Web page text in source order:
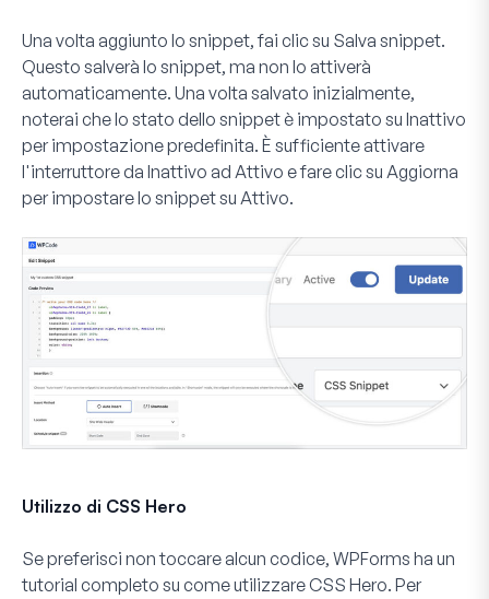
Una volta aggiunto lo snippet, fai clic su Salva snippet.
Questo salverà lo snippet, ma non lo attiverà
automaticamente. Una volta salvato inizialmente,
noterai che lo stato dello snippet è impostato su Inattivo
per impostazione predefinita. È sufficiente attivare
l'interruttore da Inattivo ad Attivo e fare clic su Aggiorna
per impostare lo snippet su Attivo.
Utilizzo di CSS Hero
Se preferisci non toccare alcun codice, WPForms ha un
tutorial completo su come utilizzare CSS Hero. Per